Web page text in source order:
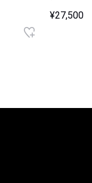
¥27,500